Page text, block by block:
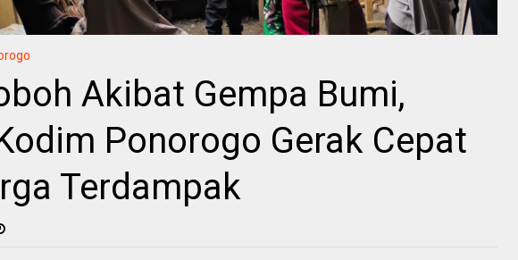
Akibat Gempa Bumi,
Ponorogo Gerak Cepat
Terdampak